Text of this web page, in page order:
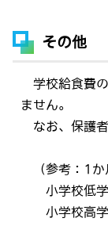
その他
学校給食費の
ません。
なお、保護者
（参考：1か
小学校低学
小学校高学